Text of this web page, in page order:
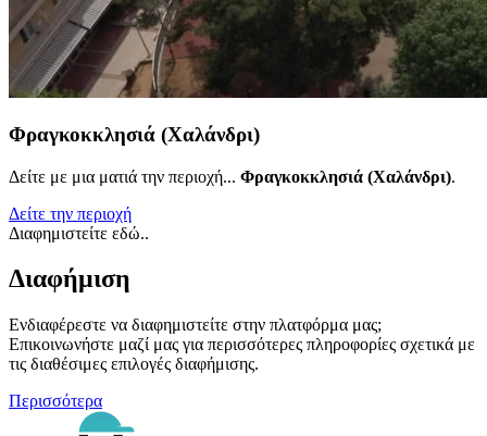
Φραγκοκκλησιά (Χαλάνδρι)
Δείτε με μια ματιά την περιοχή... Φραγκοκκλησιά (Χαλάνδρι).
Δείτε την περιοχή
Διαφημιστείτε εδώ..
Διαφήμιση
Ενδιαφέρεστε να διαφημιστείτε στην πλατφόρμα μας;
Επικοινωνήστε μαζί μας για περισσότερες πληροφορίες σχετικά με
τις διαθέσιμες επιλογές διαφήμισης.
Περισσότερα